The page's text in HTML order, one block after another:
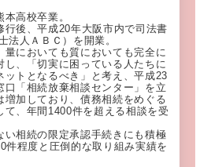
高校卒業。
行後、平成20年大阪市内で司法書
法人ＡＢＣ）を開業。
量においても質においても完全に
し、「切実に困っている人たちに
ットとなるべき」と考え、平成23
口「相続放棄相談センター」を立
増加しており、債務相続をめぐる
て、年間1400件を超える相談を受
い相続の限定承認手続きにも積極
件程度と圧倒的な取り組み実績を